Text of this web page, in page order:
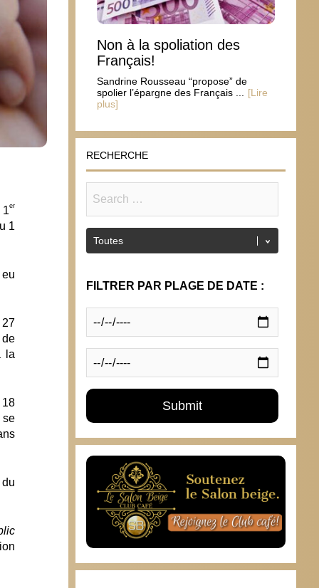
1er
1
de
la
18
se
Non à la spoliation des
Français!
Sandrine Rousseau “propose” de
spolier l’épargne des Français ...
[Lire
plus]
RECHERCHE
FILTRER PAR PLAGE DE DATE :